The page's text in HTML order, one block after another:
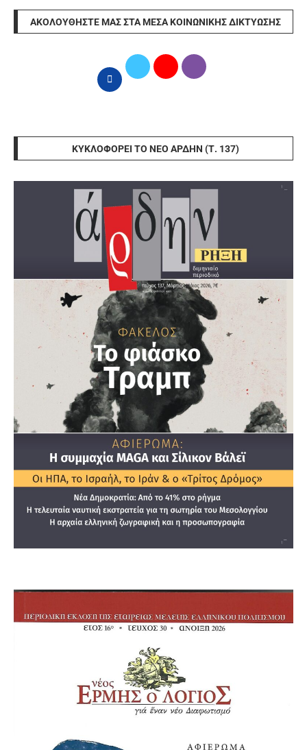
ΑΚΟΛΟΥΘΉΣΤΕ ΜΑΣ ΣΤΑ ΜΈΣΑ ΚΟΙΝΩΝΙΚΉΣ ΔΙΚΤΎΩΣΗΣ
ΚΥΚΛΟΦΟΡΕΊ ΤΟ ΝΈΟ ΆΡΔΗΝ (Τ. 137)